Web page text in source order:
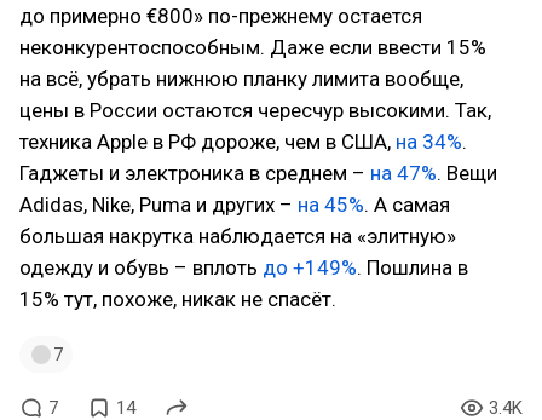
до примерно €800» по-прежнему остается
неконкурентоспособным. Даже если ввести 15%
на всё, убрать нижнюю планку лимита вообще,
цены в России остаются чересчур высокими. Так,
техника Apple в РФ дороже, чем в США, на 34%.
Гаджеты и электроника в среднем – на 47%. Вещи
Adidas, Nike, Puma и других – на 45%. А самая
большая накрутка наблюдается на «элитную»
одежду и обувь – вплоть до +149%. Пошлина в
15% тут, похоже, никак не спасёт.
7
7 14 3.4K